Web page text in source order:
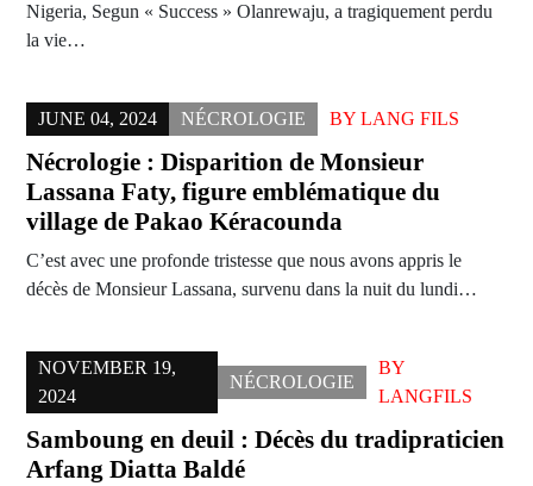
Nigeria, Segun « Success » Olanrewaju, a tragiquement perdu
la vie…
JUNE 04, 2024 NÉCROLOGIE BY LANG FILS
Nécrologie : Disparition de Monsieur
Lassana Faty, figure emblématique du
village de Pakao Kéracounda
C’est avec une profonde tristesse que nous avons appris le
décès de Monsieur Lassana, survenu dans la nuit du lundi…
NOVEMBER 19,
2024
NÉCROLOGIE
BY
LANGFILS
Samboung en deuil : Décès du tradipraticien
Arfang Diatta Baldé